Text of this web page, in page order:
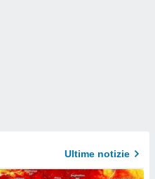
Ultime notizie